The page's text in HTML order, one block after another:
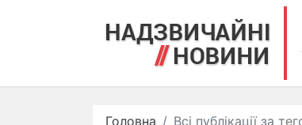
Головна Всі публікації за